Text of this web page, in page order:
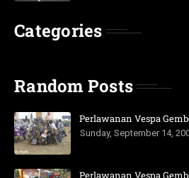
Categories
Random Posts
Perlawanan Vespa
Sunday, September 14,
Perlawanan Vespa